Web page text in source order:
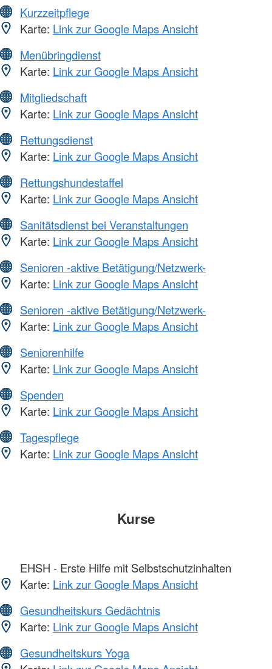
Kurzzeitpflege
Karte: Link zur Google Maps Ansicht
Menübringdienst
Karte: Link zur Google Maps Ansicht
Mitgliedschaft
Karte: Link zur Google Maps Ansicht
Rettungsdienst
Karte: Link zur Google Maps Ansicht
Rettungshundestaffel
Karte: Link zur Google Maps Ansicht
Sanitätsdienst bei Veranstaltungen
Karte: Link zur Google Maps Ansicht
Senioren -aktive Betätigung/Netzwerk-
Karte: Link zur Google Maps Ansicht
Senioren -aktive Betätigung/Netzwerk-
Karte: Link zur Google Maps Ansicht
Seniorenhilfe
Karte: Link zur Google Maps Ansicht
Spenden
Karte: Link zur Google Maps Ansicht
Tagespflege
Karte: Link zur Google Maps Ansicht
Kurse
EHSH - Erste Hilfe mit Selbstschutzinhalten
Karte: Link zur Google Maps Ansicht
Gesundheitskurs Gedächtnis
Karte: Link zur Google Maps Ansicht
Gesundheitskurs Yoga